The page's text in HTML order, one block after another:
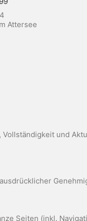
Attersee
und
Seiten (inkl.